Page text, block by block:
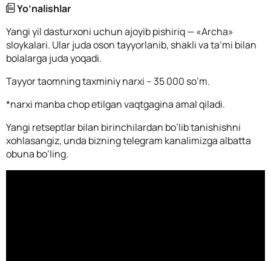
Yo’nalishlar
Yangi yil dasturxoni uchun ajoyib pishiriq — «Archa»
sloykalari. Ular juda oson tayyorlanib, shakli va ta’mi bilan
bolalarga juda yoqadi.
Tayyor taomning taxminiy narxi – 35 000 so’m.
*narxi manba chop etilgan vaqtgagina amal qiladi.
Yangi retseptlar bilan birinchilardan bo’lib tanishishni
xohlasangiz, unda bizning telegram kanalimizga albatta
obuna bo’ling.